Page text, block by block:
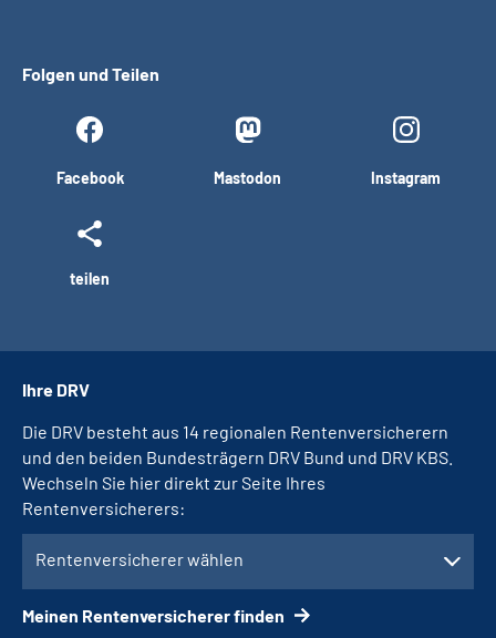
Folgen und Teilen
Facebook Mastodon Instagram
teilen
Ihre DRV
Die DRV besteht aus 14 regionalen Rentenversicherern
und den beiden Bundesträgern DRV Bund und DRV KBS.
Wechseln Sie hier direkt zur Seite Ihres
Rentenversicherers:
Rentenversicherer wählen
Meinen Rentenversicherer finden